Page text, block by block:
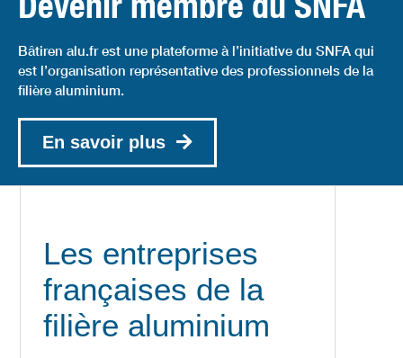
Bâtiren alu.fr est une plateforme à l’initiative du SNFA qui
est l’organisation représentative des professionnels de la
filière aluminium.
En savoir plus
Les entreprises
françaises de la
filière aluminium